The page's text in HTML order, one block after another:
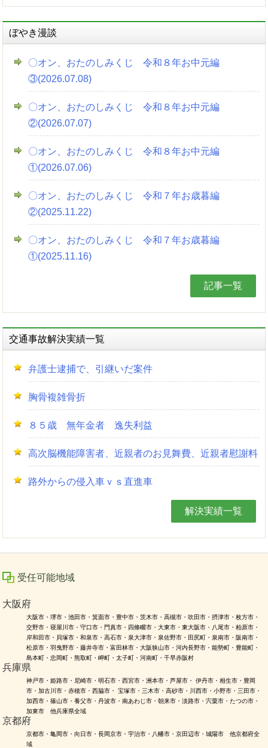
ぼやき漫談
〇オン、おたのしみくじ 令和８年お中元編
③(2026.07.08)
〇オン、おたのしみくじ 令和８年お中元編
②(2026.07.07)
〇オン、おたのしみくじ 令和８年お中元編
①(2026.07.06)
〇オン、おたのしみくじ 令和７年お歳暮編
②(2025.11.22)
〇オン、おたのしみくじ 令和７年お歳暮編
①(2025.11.16)
記事一覧
交通事故解決実績一覧
弁護士逮捕で、引継いだ案件
胸骨複雑骨折
８５歳 無年金者 逸失利益
高次脳機能障害者、近親者のお見舞費、近親者慰謝料
路外からの侵入車ｖｓ直進車
解決実績一覧
受任可能地域
大阪府
大阪市・堺市・池田市・箕面市・豊中市・茨木市・高槻市・吹田市・摂津市・枚方市・
交野市・寝屋川市・守口市・門真市・四條畷市・大東市・東大阪市・八尾市・柏原市・
岸和田市・貝塚市・和泉市・高石市・泉大津市・泉佐野市・田尻町・泉南市・阪南市・
松原市・羽曳野市・藤井寺市・富田林市・大阪狭山市・河内長野市・能勢町・豊能町・
島本町・忠岡町・熊取町・岬町・太子町・河南町・千早赤阪村
兵庫県
神戸市・姫路市・尼崎市・明石市・西宮市・洲本市・芦屋市・ 伊丹市・相生市・豊岡
市・加古川市・赤穂市・西脇市・ 宝塚市・三木市・高砂市・川西市・小野市・三田市・
加西市・篠山市・養父市・丹波市・南あわじ市・朝来市・淡路市・宍粟市・たつの市・
加東市 他兵庫県全域
京都府
京都市・亀岡市・向日市・長岡京市・宇治市・八幡市・京田辺市・城陽市 他京都府全
域